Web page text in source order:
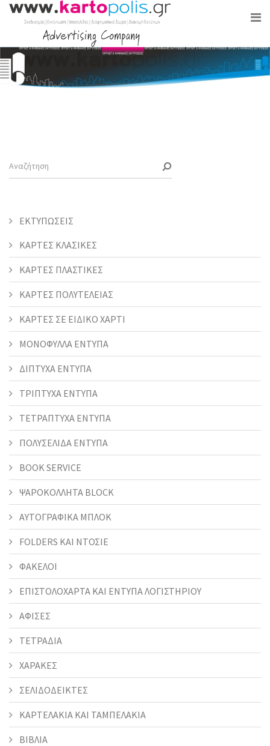
ΕΚΤΥΠΩΣΕΙΣ
ΚΑΡΤΕΣ ΚΛΑΣΙΚΕΣ
ΚΑΡΤΕΣ ΠΛΑΣΤΙΚΕΣ
ΚΑΡΤΕΣ ΠΟΛΥΤΕΛΕΙΑΣ
ΚΑΡΤΕΣ ΣΕ ΕΙΔΙΚΟ ΧΑΡΤΙ
ΜΟΝΟΦΥΛΛΑ ΕΝΤΥΠΑ
ΔΙΠΤΥΧΑ ΕΝΤΥΠΑ
ΤΡΙΠΤΥΧΑ ΕΝΤΥΠΑ
ΤΕΤΡΑΠΤΥΧΑ ΕΝΤΥΠΑ
ΠΟΛΥΣΕΛΙΔΑ ΕΝΤΥΠΑ
BOOK SERVICE
ΨΑΡΟΚΟΛΛΗΤΑ BLOCK
ΑΥΤΟΓΡΑΦΙΚΑ ΜΠΛΟΚ
FOLDERS KAI ΝΤΟΣΙΕ
ΦΑΚΕΛΟΙ
ΕΠΙΣΤΟΛΟΧΑΡΤΑ ΚΑΙ ΕΝΤΥΠΑ ΛΟΓΙΣΤΗΡΙΟΥ
ΑΦΙΣΕΣ
ΤΕΤΡΑΔΙΑ
ΧΑΡΑΚΕΣ
ΣΕΛΙΔΟΔΕΙΚΤΕΣ
ΚΑΡΤΕΛΑΚΙΑ ΚΑΙ ΤΑΜΠΕΛΑΚΙΑ
ΒΙΒΛΙΑ